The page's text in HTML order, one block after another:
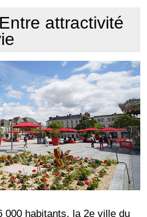
attractivité
000 habitants, la 2e ville du